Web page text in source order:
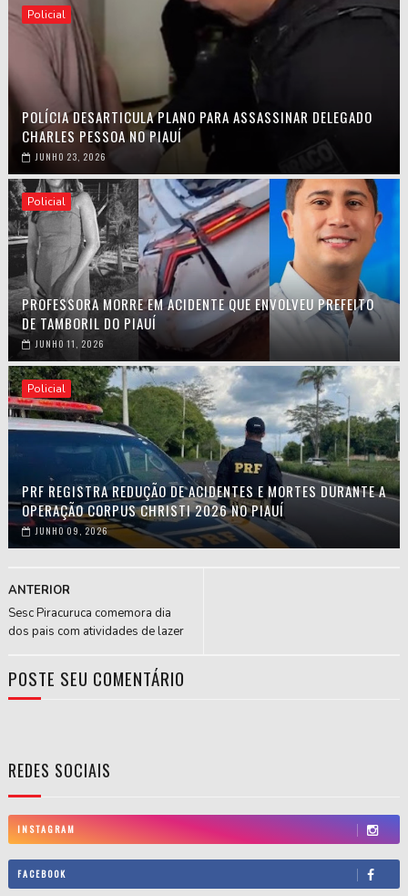
Policial
POLÍCIA DESARTICULA PLANO PARA ASSASSINAR DELEGADO
CHARLES PESSOA NO PIAUÍ
JUNHO 23, 2026
Policial
PROFESSORA MORRE EM ACIDENTE QUE ENVOLVEU PREFEITO
DE TAMBORIL DO PIAUÍ
JUNHO 11, 2026
Policial
PRF REGISTRA REDUÇÃO DE ACIDENTES E MORTES DURANTE A
OPERAÇÃO CORPUS CHRISTI 2026 NO PIAUÍ
JUNHO 09, 2026
ANTERIOR
Sesc Piracuruca comemora dia
dos pais com atividades de lazer
POSTE SEU COMENTÁRIO
REDES SOCIAIS
INSTAGRAM
FACEBOOK